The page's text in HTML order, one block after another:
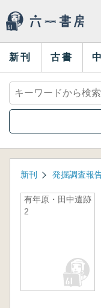
新刊 古書
新刊 発掘調査報
有年原・田中遺跡
2